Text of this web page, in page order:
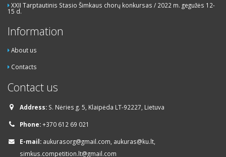
XXII Tarptautinis Stasio Šimkaus chorų konkursas / 2022 m. gegužės 12-
15 d.
Information
About us
Contacts
Contact us
Address: S. Nėries g. 5, Klaipėda LT-92227, Lietuva
Phone:+370 612 69 021
E-mail: aukurasorg@gmail.com, aukuras@ku.lt,
simkus.competition.lt@gmail.com